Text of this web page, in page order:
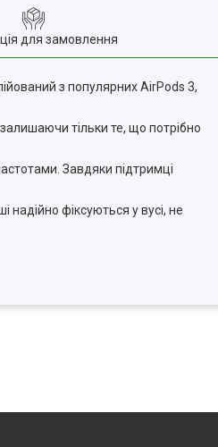
для замовлення
з популярних AirPods 3,
тільки те, що потрібно
Завдяки підтримці
фіксуються у вусі, не